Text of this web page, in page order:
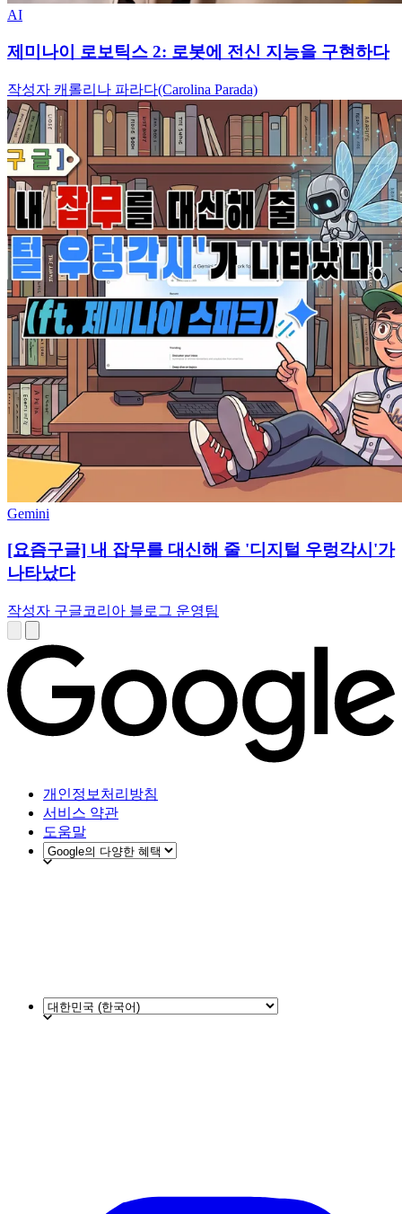
AI
제미나이 로보틱스 2: 로봇에 전신 지능을 구현하다
작성자 캐롤리나 파라다(Carolina Parada)
Gemini
[요즘구글] 내 잡무를 대신해 줄 '디지털 우렁각시'가
나타났다
작성자 구글코리아 블로그 운영팀
개인정보처리방침
서비스 약관
도움말